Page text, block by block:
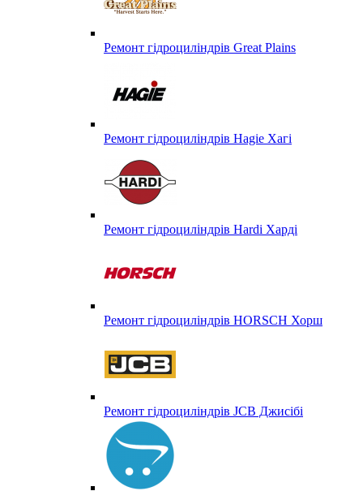
Ремонт гідроциліндрів Great Plains
Ремонт гідроциліндрів Hagie Хагі
Ремонт гідроциліндрів Hardi Харді
Ремонт гідроциліндрів HORSCH Хорш
Ремонт гідроциліндрів JCB Джисібі